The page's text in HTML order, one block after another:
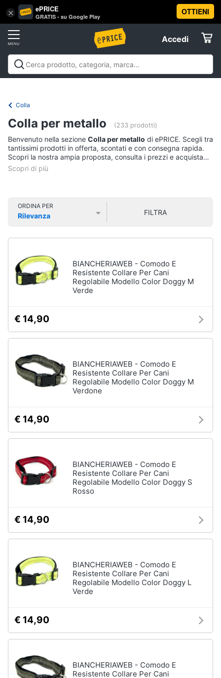
× ePRICE
GRATIS - su Google Play
OTTIENI
Accedi
Accedi
Registrati
Offerte
Informatica
Telefonia
Tv
Cinema
home
Videogiochi
Clima
Arredo
Giardinaggio
Salute
igiene
Beauty
Giocattoli
Prima
Fotografia
Abbigliamento
Sport
Vai
al
Colla
Colla per metallo (233 prodotti)
Benvenuto nella sezione Colla per metallo di ePRICE. Scegli tra
tantissimi prodotti in offerta, scontati e con consegna rapida.
Scopri la nostra ampia proposta, consulta i prezzi e acquista
comodamente online.
ORDINA PER
Rilevanza
FILTRA
BIANCHERIAWEB - Comodo E
Resistente Collare Per Cani
Regolabile Modello Color Doggy M
Verde
€ 14,90
BIANCHERIAWEB - Comodo E
Resistente Collare Per Cani
Regolabile Modello Color Doggy M
Verdone
€ 14,90
BIANCHERIAWEB - Comodo E
Resistente Collare Per Cani
Regolabile Modello Color Doggy S
Rosso
€ 14,90
BIANCHERIAWEB - Comodo E
Resistente Collare Per Cani
Regolabile Modello Color Doggy L
Verde
€ 14,90
BIANCHERIAWEB - Comodo E
Resistente Collare Per Cani